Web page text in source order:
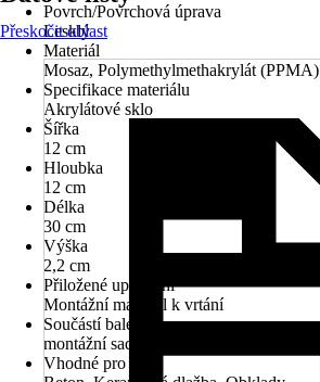
Povrch/Povrchová úprava
Lesklý
Materiál
Mosaz, Polymethylmethakrylát (PPMA)
Specifikace materiálu
Akrylátové sklo
Šířka
12 cm
Hloubka
12 cm
Délka
30 cm
Výška
2,2 cm
Přiložené upevnění
Montážní materiál k vrtání
Součástí balení
montážní sada
Vhodné pro
Přeskočit oblast